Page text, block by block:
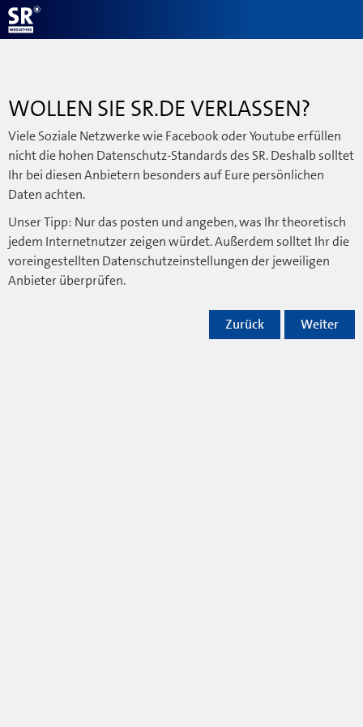
WOLLEN SIE SR.DE VERLASSEN?
Viele Soziale Netzwerke wie Facebook oder Youtube erfüllen
nicht die hohen Datenschutz-Standards des SR. Deshalb solltet
Ihr bei diesen Anbietern besonders auf Eure persönlichen
Daten achten.
Unser Tipp: Nur das posten und angeben, was Ihr theoretisch
jedem Internetnutzer zeigen würdet. Außerdem solltet Ihr die
voreingestellten Datenschutzeinstellungen der jeweiligen
Anbieter überprüfen.
Weiter
Zurück